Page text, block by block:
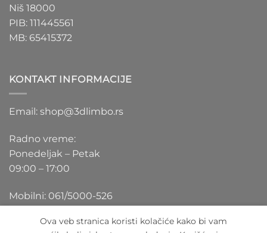
Niš 18000
PIB: 111445561
MB: 65415372
KONTAKT INFORMACIJE
Email: shop@3dlimbo.rs
Radno vreme:
Ponedeljak – Petak
09:00 – 17:00
Mobilni: 061/5000-526
Ova veb stranica koristi kolačiće kako bi vam